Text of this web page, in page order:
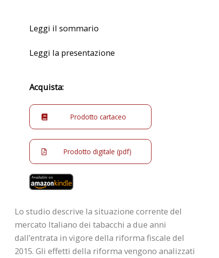
Leggi il sommario
Leggi la presentazione
Acquista:
Prodotto cartaceo
Prodotto digitale (pdf)
Lo studio descrive la situazione corrente del
mercato Italiano dei tabacchi a due anni
dall’entrata in vigore della riforma fiscale del
2015. Gli effetti della riforma vengono analizzati